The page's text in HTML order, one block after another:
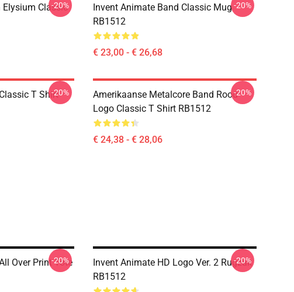
Elysium Classic
-20%
Invent Animate Band Classic Mug
RB1512
€ 23,00 - € 26,68
-20%
T Shirt-20%
Amerikaanse Metalcore Band Rood
Logo Classic T Shirt RB1512
€ 24,38 - € 28,06
-20%
Over Print Tote
-20%
Invent Animate HD Logo Ver. 2 Rugzak
RB1512
-20%